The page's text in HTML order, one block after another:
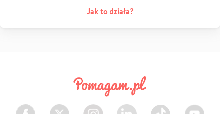
Jak to działa?
Facebook Twitter Instagram LinkedIn TikTok Youtube